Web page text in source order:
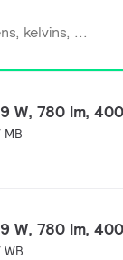
W, 780 lm,
MB
W, 780 lm,